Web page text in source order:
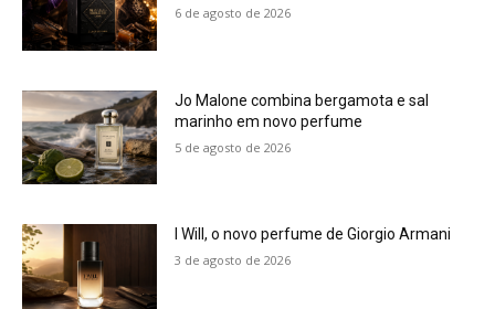
6 de agosto de 2026
Jo Malone combina bergamota e sal
marinho em novo perfume
5 de agosto de 2026
I Will, o novo perfume de Giorgio Armani
3 de agosto de 2026